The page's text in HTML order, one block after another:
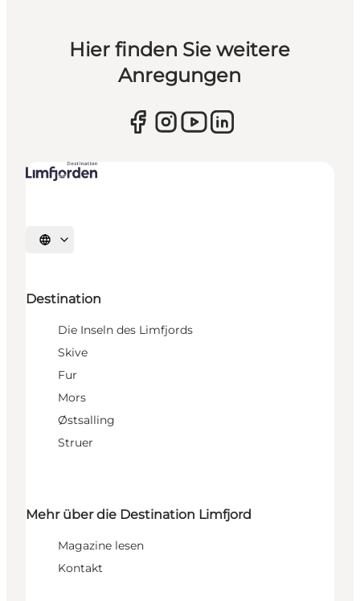
Hier finden Sie weitere
Anregungen
Sprache auswählen
Destination
Die Inseln des Limfjords
Skive
Fur
Mors
Østsalling
Struer
Mehr über die Destination Limfjord
Magazine lesen
Kontakt